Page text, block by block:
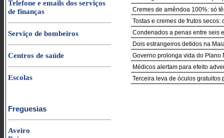
Telefone e emails dos serviços
de finanças
Serviço de bombeiros
Centros de saúde
Escolas
Freguesias
Aveiro
Cremes de amêndoa 100%: só
Tostas e cremes de frutos secos:
Condenados a penas entre seis
Dois estrangeiros detidos na
Governo prolonga vida do Plano
Médicos alertam para efeito
Terceira leva de óculos gratuitos